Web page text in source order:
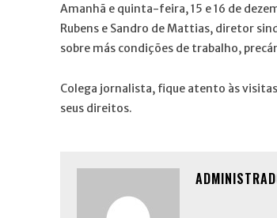
Amanhã e quinta-feira, 15 e 16 de
Rubens e Sandro de Mattias, diretor
sobre más condições de trabalho,
Colega jornalista, fique atento às
seus direitos.